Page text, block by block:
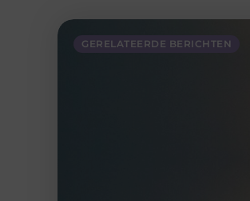
GERELATEERDE BERICHTEN